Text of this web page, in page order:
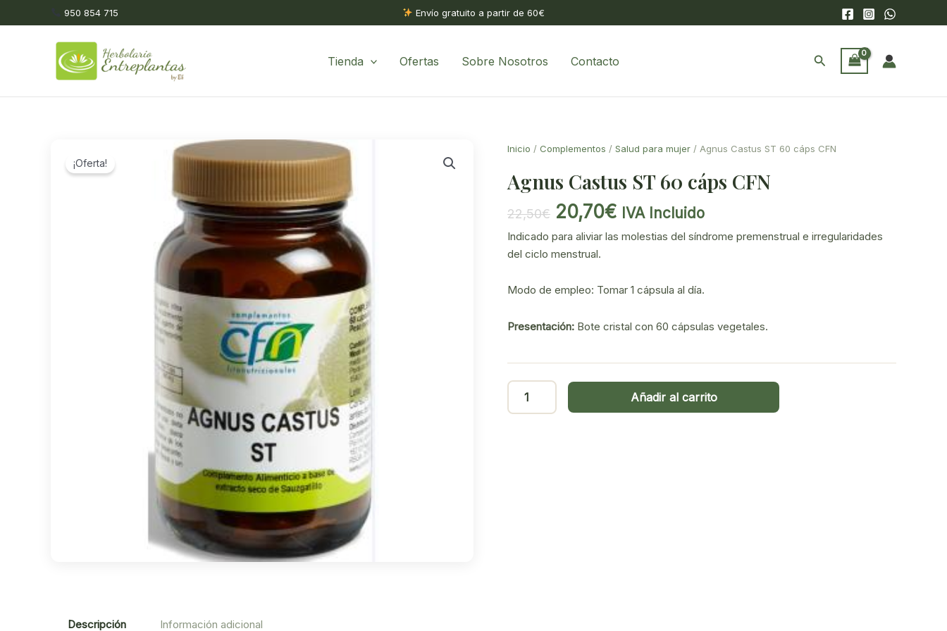
al
950 854 715 Envío gratuito a partir de 60€
Tienda Ofertas Sobre Nosotros Contacto Buscar
¡Oferta!
Inicio / Complementos / Salud para mujer / Agnus Castus ST 60 cáps CFN
Agnus Castus ST 60 cáps CFN
22,50€ El
precio
original
22,50€.
20,70€El
precio
actual
20,70€.
IVA Incluido
Indicado para aliviar las molestias del síndrome premenstrual e irregularidades
del ciclo menstrual.
Modo de empleo: Tomar 1 cápsula al día.
Presentación: Bote cristal con 60 cápsulas vegetales.
Agnus
Castus
Añadir al carrito
Descripción Información adicional